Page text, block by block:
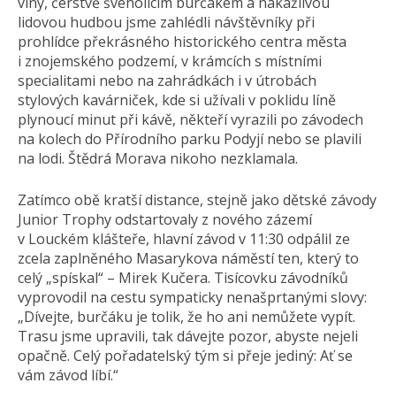
lidovou hudbou jsme zahlédli návštěvníky při
prohlídce překrásného historického centra města
i znojemského podzemí, v krámcích s místními
specialitami nebo na zahrádkách i v útrobách
stylových kavárniček, kde si užívali v poklidu líně
plynoucí minut při kávě, někteří vyrazili po závodech
na kolech do Přírodního parku Podyjí nebo se plavili
na lodi. Štědrá Morava nikoho nezklamala.
Zatímco obě kratší distance, stejně jako dětské závody
Junior Trophy odstartovaly z nového zázemí
v Louckém klášteře, hlavní závod v 11:30 odpálil ze
zcela zaplněného Masarykova náměstí ten, který to
celý „spískal“ – Mirek Kučera. Tisícovku závodníků
vyprovodil na cestu sympaticky nenašprtanými slovy:
„Dívejte, burčáku je tolik, že ho ani nemůžete vypít.
Trasu jsme upravili, tak dávejte pozor, abyste nejeli
opačně. Celý pořadatelský tým si přeje jediný: Ať se
vám závod líbí.“